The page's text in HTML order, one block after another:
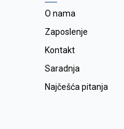
O nama
Zaposlenje
Kontakt
Saradnja
Najčešća pitanja